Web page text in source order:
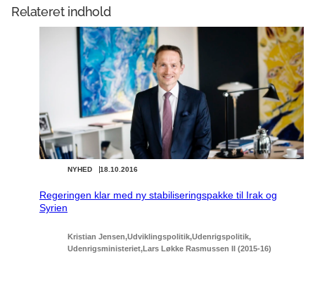
Relateret indhold
18.10.2016
NYHED
Regeringen klar med ny stabiliseringspakke til Irak og
Syrien
Kristian Jensen Udviklingspolitik Udenrigspolitik
Udenrigsministeriet Lars Løkke Rasmussen II (2015-16)